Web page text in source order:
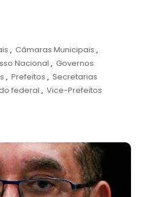
, Câmaras Municipais ,
Nacional , Governos
, Prefeitos , Secretarias
federal , Vice-Prefeitos